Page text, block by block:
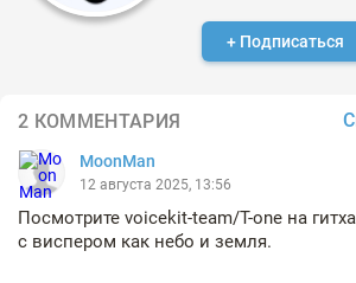
+ Подписаться
2 КОММЕНТАРИЯ
MoonMan
12 августа 2025, 13:56
Посмотрите voicekit-team/T-one на
с виспером как небо и земля.